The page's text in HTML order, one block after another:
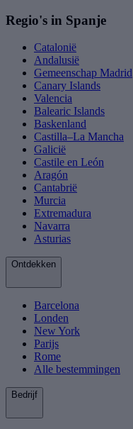
Regio's in Spanje
Catalonië
Andalusië
Gemeenschap Madrid
Canary Islands
Valencia
Balearic Islands
Baskenland
Castilla–La Mancha
Galicië
Castile en León
Aragón
Cantabrië
Murcia
Extremadura
Navarra
Asturias
Ontdekken
Barcelona
Londen
New York
Parijs
Rome
Alle bestemmingen
Bedrijf